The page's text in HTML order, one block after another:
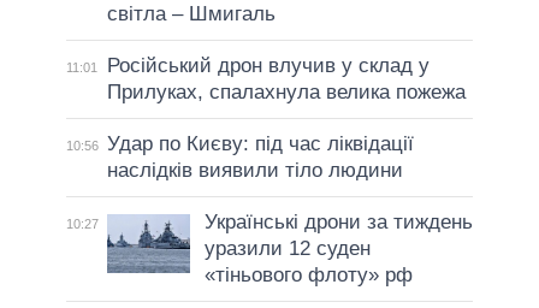
світла – Шмигаль
11:01
Російський дрон влучив у склад у
Прилуках, спалахнула велика пожежа
10:56 Удар по Києву: під час ліквідації
наслідків виявили тіло людини
10:27
Українські дрони за тиждень
уразили 12 суден
«тіньового флоту» рф